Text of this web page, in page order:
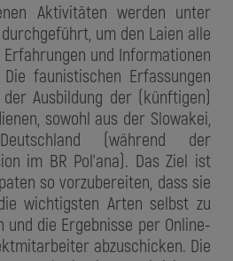
Aktivitäten werden unter
um den Laien alle
und Informationen
faunistischen Erfassungen
Ausbildung der (künftigen)
sowohl aus der Slowakei,
(während der
im BR Pol'ana). Das Ziel ist
so vorzubereiten, dass sie
wichtigsten Arten selbst zu
und die Ergebnisse per Online-
abzuschicken. Die